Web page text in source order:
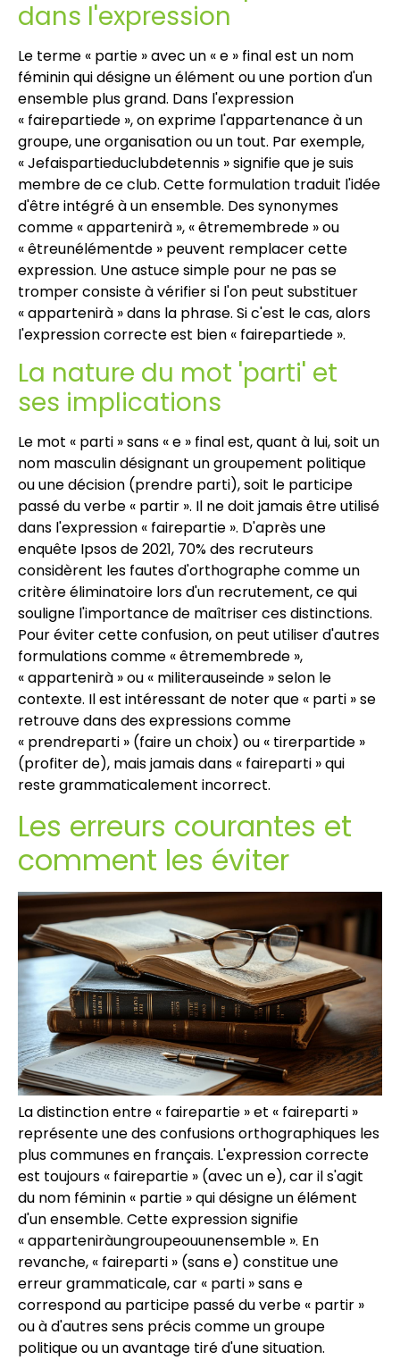
dans l'expression
Le terme « partie » avec un « e » final est un nom
féminin qui désigne un élément ou une portion d'un
ensemble plus grand. Dans l'expression
« fairepartiede », on exprime l'appartenance à un
groupe, une organisation ou un tout. Par exemple,
« Jefaispartieduclubdetennis » signifie que je suis
membre de ce club. Cette formulation traduit l'idée
d'être intégré à un ensemble. Des synonymes
comme « appartenirà », « êtremembrede » ou
« êtreunélémentde » peuvent remplacer cette
expression. Une astuce simple pour ne pas se
tromper consiste à vérifier si l'on peut substituer
« appartenirà » dans la phrase. Si c'est le cas, alors
l'expression correcte est bien « fairepartiede ».
La nature du mot 'parti' et
ses implications
Le mot « parti » sans « e » final est, quant à lui, soit un
nom masculin désignant un groupement politique
ou une décision (prendre parti), soit le participe
passé du verbe « partir ». Il ne doit jamais être utilisé
dans l'expression « fairepartie ». D'après une
enquête Ipsos de 2021, 70% des recruteurs
considèrent les fautes d'orthographe comme un
critère éliminatoire lors d'un recrutement, ce qui
souligne l'importance de maîtriser ces distinctions.
Pour éviter cette confusion, on peut utiliser d'autres
formulations comme « êtremembrede »,
« appartenirà » ou « militerauseinde » selon le
contexte. Il est intéressant de noter que « parti » se
retrouve dans des expressions comme
« prendreparti » (faire un choix) ou « tirerpartide »
(profiter de), mais jamais dans « faireparti » qui
reste grammaticalement incorrect.
Les erreurs courantes et
comment les éviter
La distinction entre « fairepartie » et « faireparti »
représente une des confusions orthographiques les
plus communes en français. L'expression correcte
est toujours « fairepartie » (avec un e), car il s'agit
du nom féminin « partie » qui désigne un élément
d'un ensemble. Cette expression signifie
« apparteniràungroupeouunensemble ». En
revanche, « faireparti » (sans e) constitue une
erreur grammaticale, car « parti » sans e
correspond au participe passé du verbe « partir »
ou à d'autres sens précis comme un groupe
politique ou un avantage tiré d'une situation.